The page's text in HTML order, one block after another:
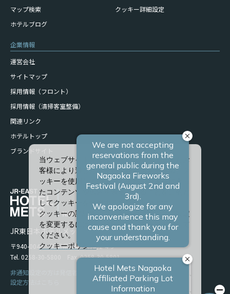
マップ検索
ホテルブログ
クッキー詳細設定
企業情報
運営会社
サイトマップ
採用情報（フロント）
採用情報（清掃客室整備）
関連リンク
ホテルトップ
ブランドサイト
JR東日本ホテルメッツ 長岡
〒940-0048 新潟県長岡市台町2-4-9
Tel. 0258-30-5800 Fax. 0258-30-5801
非通知設定の方は発信者番号を設定の上お電話ください。
設定方法はこちら
当ウェブサイトでは、サービスの向上、またお
客様により適したサービスを提供するため、ク
ッキーを使用しています。また、お客様に合っ
たコンテンツや広告を表示させることを目的と
してクッキーを使用する場合があります。
クッキーの詳細や、クッキーの種類ごとに設定
を変更するには、「詳細設定」をクリックして
ください。
クッキーポリシー
すべて許可
必須クッキーのみ